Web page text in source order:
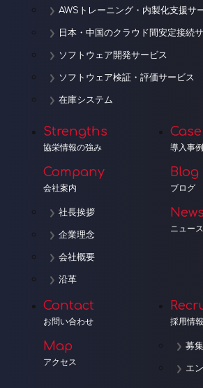
AWSトレーニング・内製化支援サ
日本・中国のクラウド間安定接続
ソフトウェア開発サービス
ソフトウェア検証・評価サービス
在庫システム
Strengths
協栄情報の強み
Company
会社案内
社長挨拶
企業理念
会社概要
沿革
Case
導入事例
Blog
ブログ
News
ニュース
Contact
お問い合わせ
Map
アクセス
採用情報
募
エ